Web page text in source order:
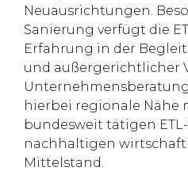
Neuausrichtungen.
Sanierung verfügt die
Erfahrung in der
und außergerichtlicher
hierbei regionale Nähe
bundesweit tätigen
nachhaltigen
Mittelstand.